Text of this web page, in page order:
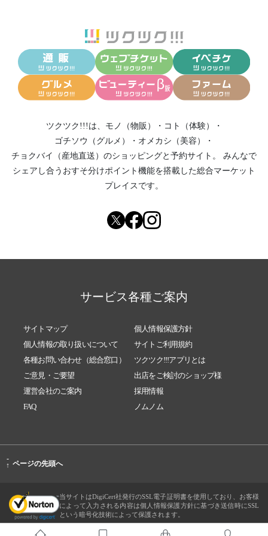
ツクツク!!!は、 モノ（物販） ・ コト（体験）
・
ゴチソウ（グルメ）
・ オメカシ（美容）
・
チョクバイ（産地直送） のショッピングと予約サイト。
みんなで
シェアし合う おすそ分けポイント機能を搭載した総合マーケット
プレイスです。
サービス各種ご案内
サイトマップ
個人情報保護方針
個人情報の取り扱いについて
サイトご利用規約
各種お問い合わせ（総合窓口）
ツクツク!!!アプリとは
ご意見・ご要望
出店をご検討のショップ様
運営会社のご案内
採用情報
FAQ
ノムノム
-
↑ ページの先頭へ
当サイトはDigiCert社発行のSSL電子証明書を使用しており、お客様
によって入力される内容は個人情報保護方針に基づき送信時にSSL
という暗号化技術によって保護されます。